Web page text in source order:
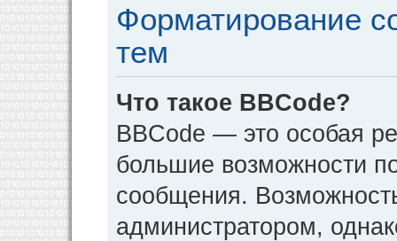
Форматирование
тем
Что такое BBCode?
BBCode — это особая
большие возможности
сообщения.
администратором,